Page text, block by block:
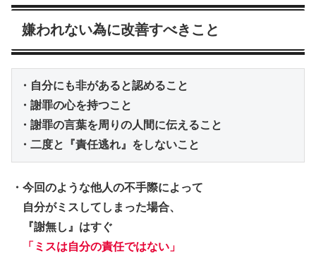
嫌われない為に改善すべきこと
・自分にも非があると認めること
・謝罪の心を持つこと
・謝罪の言葉を周りの人間に伝えること
・二度と『責任逃れ』をしないこと
・今回のような他人の不手際によって
自分がミスしてしまった場合、
『謝無し』はすぐ
「ミスは自分の責任ではない」